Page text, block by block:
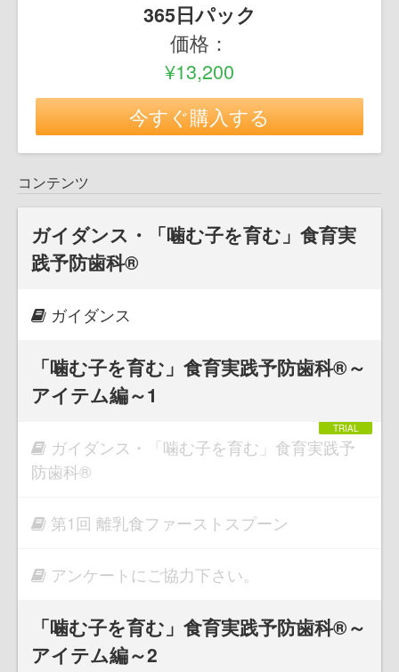
365日パック
価格：
¥13,200
今すぐ購入する
コンテンツ
ガイダンス・「噛む子を育む」食育実
践予防歯科®
ガイダンス
「噛む子を育む」食育実践予防歯科®～
アイテム編～1
ガイダンス・「噛む子を育む」食育実践予
防歯科®
第1回 離乳食ファーストスプーン
アンケートにご協力下さい。
「噛む子を育む」食育実践予防歯科®～
アイテム編～2